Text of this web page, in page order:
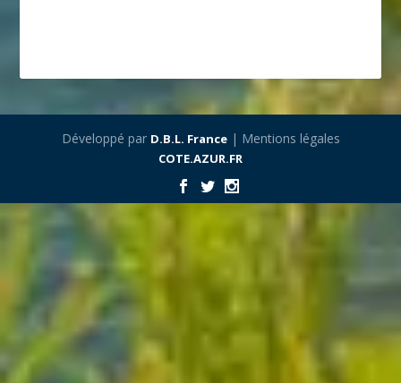
Développé par D.B.L. France| Mentions légales
COTE.AZUR.FR